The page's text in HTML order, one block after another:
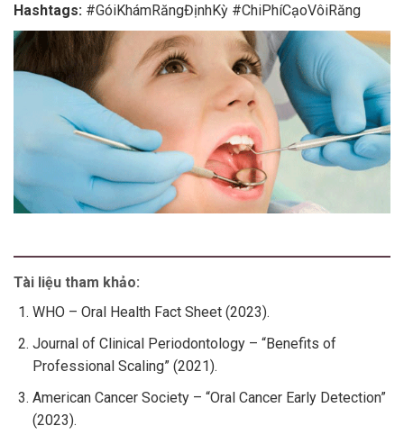
Hashtags: #GóiKhámRăngĐịnhKỳ #ChiPhíCạoVôiRăng
Tài liệu tham khảo:
WHO – Oral Health Fact Sheet (2023).
Journal of Clinical Periodontology – “Benefits of
Professional Scaling” (2021).
American Cancer Society – “Oral Cancer Early Detection”
(2023).